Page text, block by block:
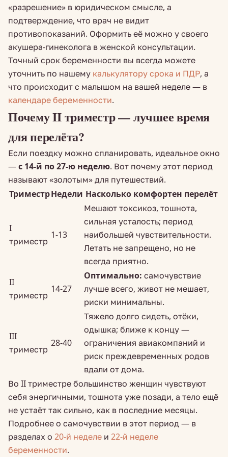
«разрешение» в юридическом смысле, а
подтверждение, что врач не видит
противопоказаний. Оформить её можно у своего
акушера-гинеколога в женской консультации.
Точный срок беременности вы всегда можете
уточнить по нашему калькулятору срока и ПДР, а
что происходит с малышом на вашей неделе — в
календаре беременности.
Почему II триместр — лучшее время
для перелёта?
Если поездку можно спланировать, идеальное окно
—с 14-й по 27-ю неделю. Вот почему этот период
называют «золотым» для путешествий.
ТриместрНедели Насколько комфортен перелёт
I
триместр
1-13
Мешают токсикоз, тошнота,
сильная усталость; период
наибольшей чувствительности.
Летать не запрещено, но не
всегда приятно.
II
триместр
14-27
Оптимально: самочувствие
лучше всего, живот не мешает,
риски минимальны.
III
триместр
28-40
Тяжело долго сидеть, отёки,
одышка; ближе к концу —
ограничения авиакомпаний и
риск преждевременных родов
вдали от дома.
Во II триместре большинство женщин чувствуют
себя энергичными, тошнота уже позади, а тело ещё
не устаёт так сильно, как в последние месяцы.
Подробнее о самочувствии в этот период — в
разделах о 20-й неделе и 22-й неделе
беременности.